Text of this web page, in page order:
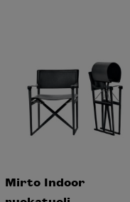
Mirto Indoor